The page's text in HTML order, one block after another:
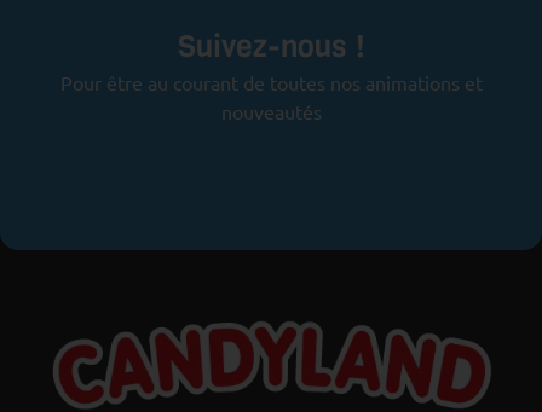
Suivez-nous !
Pour être au courant de toutes nos animations et
nouveautés